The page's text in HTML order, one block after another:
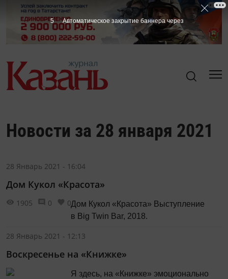
Новости за 28 января 2021
28 Январь 2021 - 16:04
Дом Кукол «Красота»
Дом Кукол «Красота» Выступление
в Big Twin Bar, 2018.
1905 0 0
28 Январь 2021 - 12:13
Воскресенье на «Книжке»
Я здесь, на «Книжке» эмоционально
5 Автоматическое закрытие баннера через